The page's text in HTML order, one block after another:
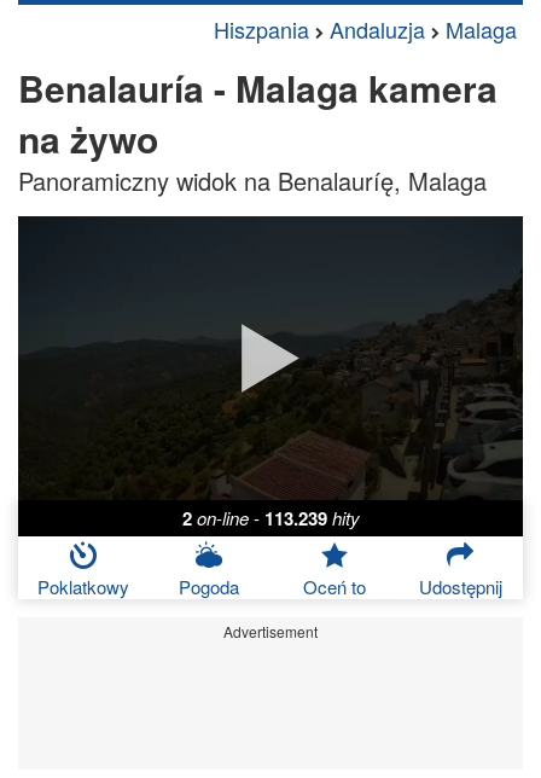
Hiszpania Andaluzja Malaga
Benalauría - Malaga kamera
na żywo
Panoramiczny widok na Benalauríę, Malaga
2 on-line - 113.239 hity
Poklatkowy Pogoda Oceń to Udostępnij
Advertisement